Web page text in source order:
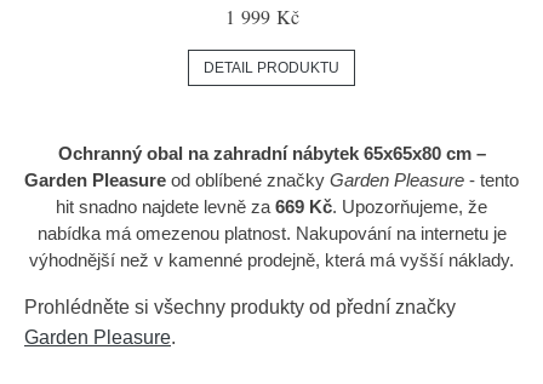
1 999 Kč
DETAIL PRODUKTU
Ochranný obal na zahradní nábytek 65x65x80 cm –
Garden Pleasure od oblíbené značky Garden Pleasure - tento
hit snadno najdete levně za 669 Kč. Upozorňujeme, že
nabídka má omezenou platnost. Nakupování na internetu je
výhodnější než v kamenné prodejně, která má vyšší náklady.
Prohlédněte si všechny produkty od přední značky
Garden Pleasure.